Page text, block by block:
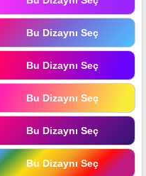
Bu Dizaynı Seç
Bu Dizaynı Seç
Bu Dizaynı Seç
Bu Dizaynı Seç
Bu Dizaynı Seç